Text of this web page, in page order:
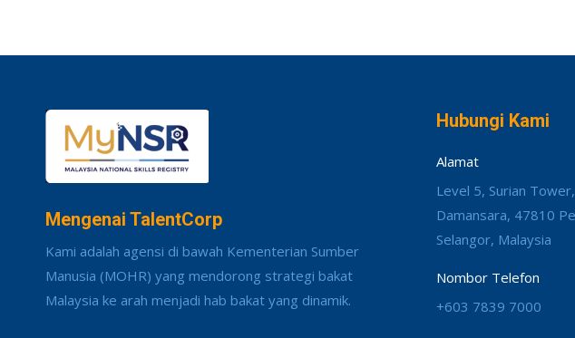
Mengenai TalentCorp
Kami adalah agensi di bawah Kementerian Sumber
Manusia (MOHR) yang mendorong strategi bakat
Malaysia ke arah menjadi hab bakat yang dinamik.
Hubungi Kami
Alamat
Level 5, Surian
Damansara, 47810
Selangor, Malaysia
Nombor Telefon
+603 7839 7000